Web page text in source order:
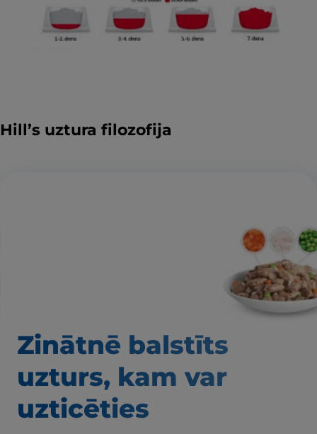
Hill’s uztura filozofija
Zinātnē balstīts
uzturs, kam var
uzticēties